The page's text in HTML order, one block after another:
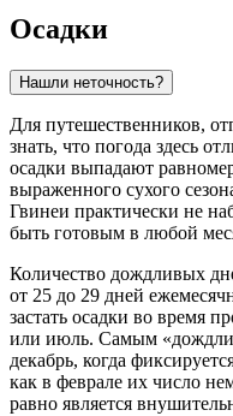
Осадки
Нашли неточность?
Для путешественников,
знать, что погода здесь
осадки выпадают
выраженного сухого
Гвинеи практически не
быть готовым в любой
Количество дождливых
от 25 до 29 дней
застать осадки во время
или июль. Самым
декабрь, когда
как в феврале их число
равно является